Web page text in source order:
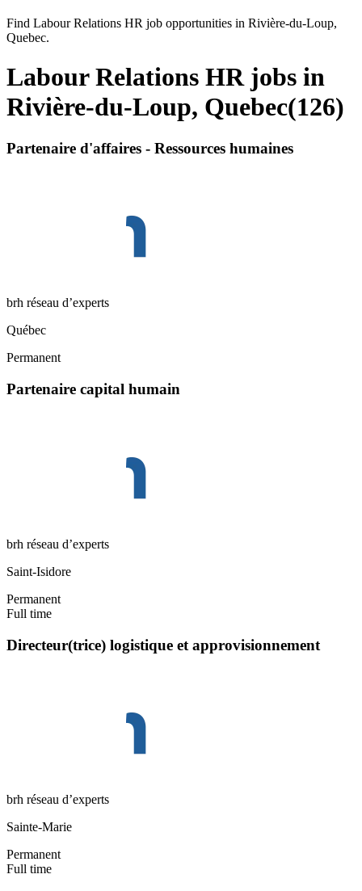
Find Labour Relations HR job opportunities in Rivière-du-Loup,
Quebec.
Labour Relations HR jobs in
Rivière-du-Loup, Quebec(126)
Partenaire d'affaires - Ressources humaines
brh réseau d’experts
Québec
Permanent
Partenaire capital humain
brh réseau d’experts
Saint-Isidore
Permanent
Full time
Directeur(trice) logistique et approvisionnement
brh réseau d’experts
Sainte-Marie
Permanent
Full time